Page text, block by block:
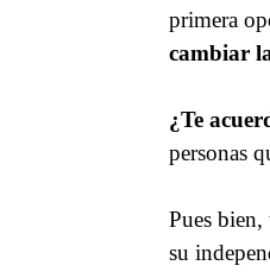
primera
cambiar
¿Te
personas
Pues
su